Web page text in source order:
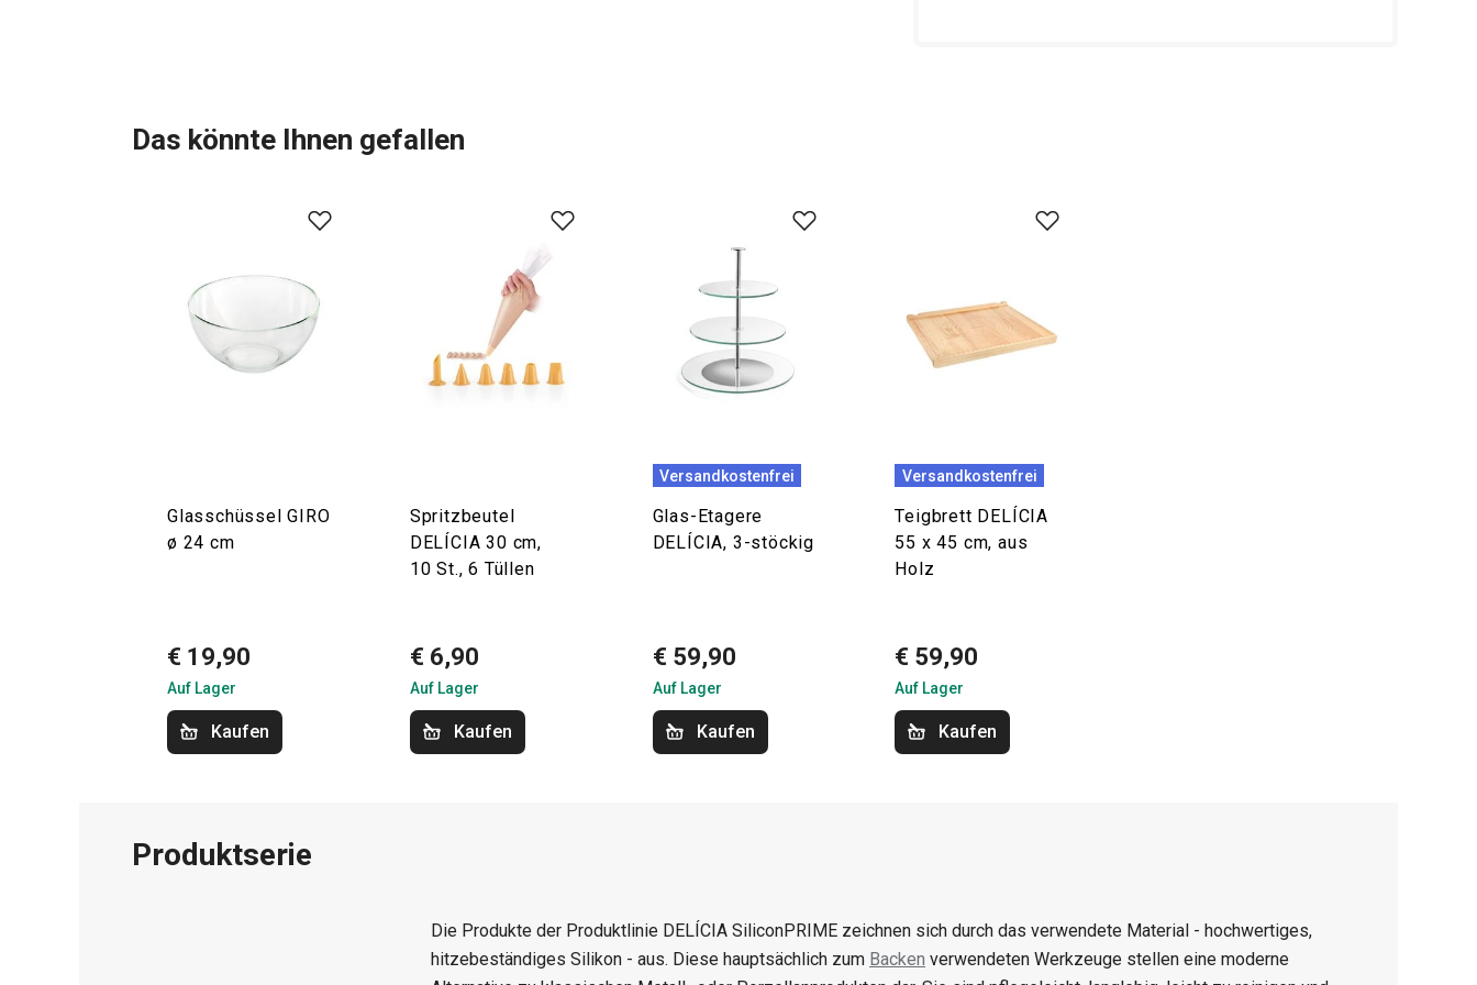
Das könnte Ihnen gefallen
Glasschüssel GIRO
ø 24 cm
€ 19,90
Auf Lager
Kaufen
Spritzbeutel
DELÍCIA 30 cm,
10 St., 6 Tüllen
€ 6,90
Auf Lager
Kaufen
Versandkostenfrei
Glas-Etagere
DELÍCIA, 3-stöckig
€ 59,90
Auf Lager
Kaufen
Versandkostenfrei
Teigbrett DELÍCIA
55 x 45 cm, aus
Holz
€ 59,90
Auf Lager
Kaufen
Produktserie
Die Produkte der Produktlinie DELÍCIA SiliconPRIME zeichnen sich durch das verwendete Material - hochwertiges,
hitzebeständiges Silikon - aus. Diese hauptsächlich zum Backen verwendeten Werkzeuge stellen eine moderne